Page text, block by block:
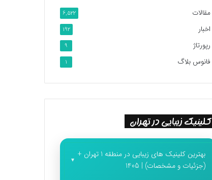
مقالات 6,522
اخبار 192
رپورتاژ 9
فانوس بلاگ 1
کلینیک زیبایی در تهران
بهترین کلینیک های زیبایی در منطقه 1 تهران +
(جزئیات و مشخصات) | 1405